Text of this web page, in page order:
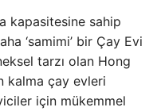
kapasitesine sahip
‘samimi’ bir Çay Evi
tarzı olan Hong
kalma çay evleri
için mükemmel